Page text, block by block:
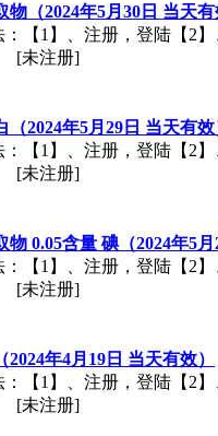
（2024年5月30日 当天有
【1】、注册，登陆【2
[未注册]
2024年5月29日 当天有效
【1】、注册，登陆【2
[未注册]
0.05含量 碘（2024年5月
【1】、注册，登陆【2
[未注册]
年4月19日 当天有效）
【1】、注册，登陆【2
[未注册]